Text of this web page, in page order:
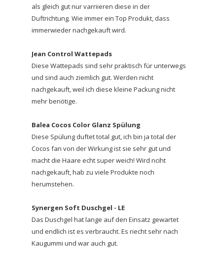
als gleich gut nur varriieren diese in der
Duftrichtung. Wie immer ein Top Produkt, dass
immerwieder nachgekauft wird.
Jean Control Wattepads
Diese Wattepads sind sehr praktisch für unterwegs
und sind auch ziemlich gut. Werden nicht
nachgekauft, weil ich diese kleine Packung nicht
mehr benötige.
Balea Cocos Color Glanz Spülung
Diese Spülung duftet total gut, ich bin ja total der
Cocos fan von der Wirkung ist sie sehr gut und
macht die Haare echt super weich! Wird nciht
nachgekauft, hab zu viele Produkte noch
herumstehen.
Synergen Soft Duschgel - LE
Das Duschgel hat lange auf den Einsatz gewartet
und endlich ist es verbraucht. Es riecht sehr nach
Kaugummi und war auch gut.